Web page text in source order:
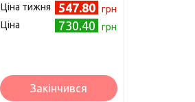
Ціна тижня 547.80 грн
Ціна
730.40 грн
Закінчився